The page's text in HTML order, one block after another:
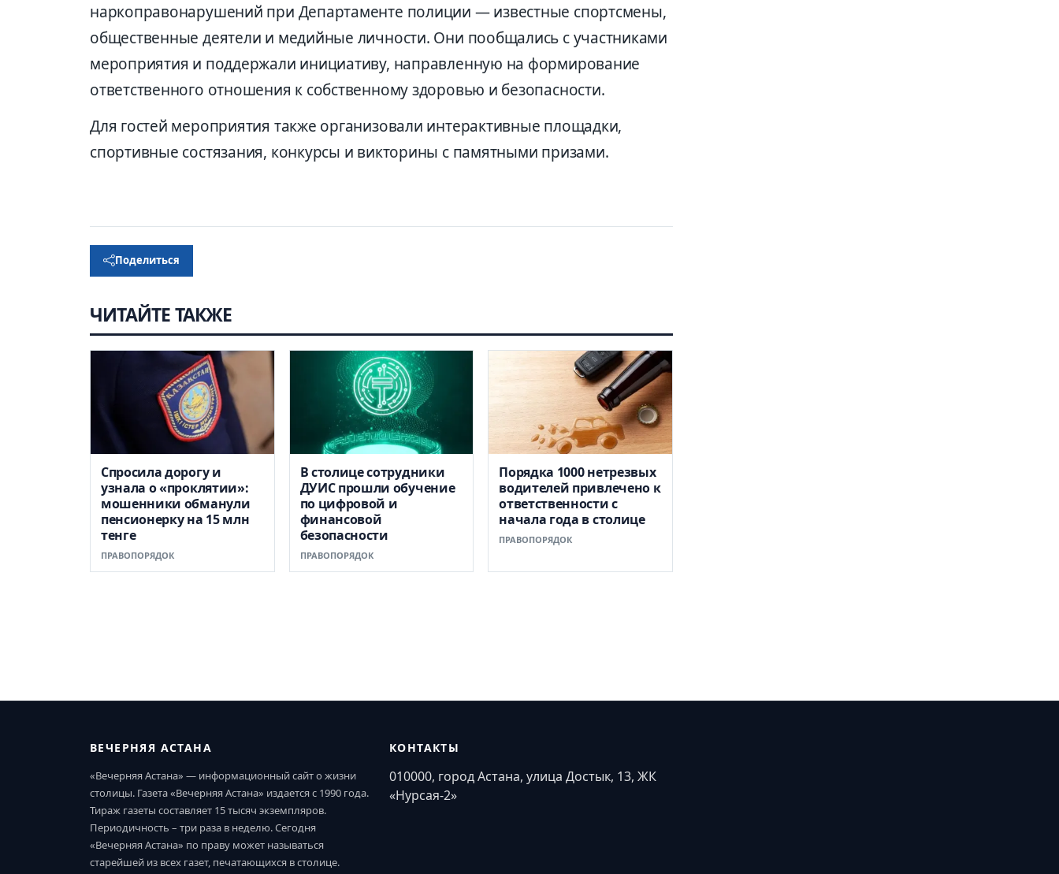
наркоправонарушений при Департаменте полиции — известные спортсмены,
общественные деятели и медийные личности. Они пообщались с участниками
мероприятия и поддержали инициативу, направленную на формирование
ответственного отношения к собственному здоровью и безопасности.
Для гостей мероприятия также организовали интерактивные площадки,
спортивные состязания, конкурсы и викторины с памятными призами.
Поделиться
ЧИТАЙТЕ ТАКЖЕ
Спросила дорогу и
узнала о «проклятии»:
мошенники обманули
пенсионерку на 15 млн
тенге
ПРАВОПОРЯДОК
В столице сотрудники
ДУИС прошли обучение
по цифровой и
финансовой
безопасности
ПРАВОПОРЯДОК
Порядка 1000 нетрезвых
водителей привлечено к
ответственности с
начала года в столице
ПРАВОПОРЯДОК
ВЕЧЕРНЯЯ АСТАНА
«Вечерняя Астана» — информационный сайт о жизни
столицы. Газета «Вечерняя Астана» издается с 1990 года.
Тираж газеты составляет 15 тысяч экземпляров.
Периодичность – три раза в неделю. Сегодня
«Вечерняя Астана» по праву может называться
старейшей из всех газет, печатающихся в столице.
КОНТАКТЫ
010000, город Астана, улица Достык, 13, ЖК
«Нурсая-2»